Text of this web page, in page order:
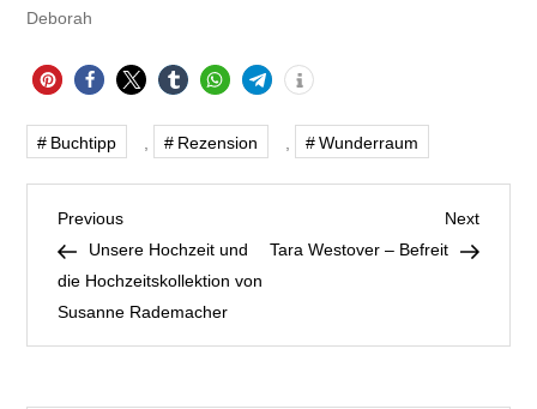
Deborah
Buchtipp , Rezension , Wunderraum
B
e
i
Previous
Post
Previous
Unsere Hochzeit und
die Hochzeitskollektion von
Susanne Rademacher
Next
Post
Next
Tara Westover – Befreit